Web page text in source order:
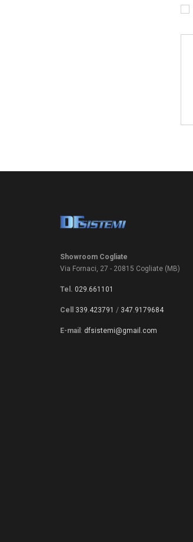
Showroom Cogliate
Via Fornaci, 27 - 20815 Cogliate (MB)
Tel. 029.661101
Cell 339.423791 / 347.9179684
E-mail : dfsistemi@gmail.com